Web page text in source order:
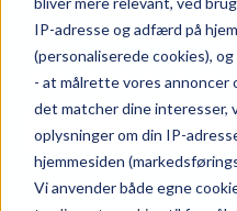
IP-adresse og adfærd på
(personaliserede cookies), og
- at målrette vores annoncer
det matcher dine interesser,
oplysninger om din IP-
hjemmesiden
Vi anvender både egne
Choose a
the answer
There are no